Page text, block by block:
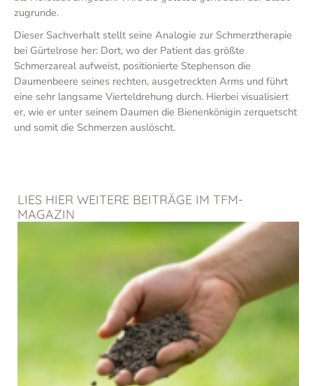
zugrunde.
Dieser Sachverhalt stellt seine Analogie zur Schmerztherapie
bei Gürtelrose her: Dort, wo der Patient das größte
Schmerzareal aufweist, positionierte Stephenson die
Daumenbeere seines rechten, ausgetreckten Arms und führt
eine sehr langsame Vierteldrehung durch. Hierbei visualisiert
er, wie er unter seinem Daumen die Bienenkönigin zerquetscht
und somit die Schmerzen auslöscht.
LIES HIER WEITERE BEITRÄGE IM TFM-
MAGAZIN
Seite Seite